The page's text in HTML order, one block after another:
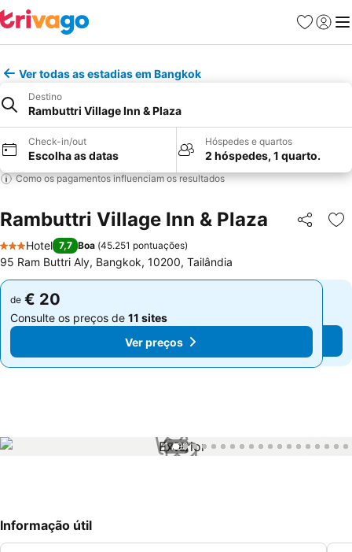
Favoritos
Iniciar
Ver todas as estadias em Bangkok
Destino
Rambuttri Village Inn & Plaza
Check-in/out
Escolha as datas
Hóspedes e quartos
2 hóspedes, 1 quarto.
Como os pagamentos influenciam os resultados
Rambuttri Village Inn & Plaza Partilhar
3 Estrelas
Hotel 7,7 Boa (45.251 pontuações)
95 Ram Buttri Aly, Bangkok, 10200, Tailândia
de € 20
Consulte os preços de 11 sites
Ver preços
de € 20
Consulte os preços de 11 sites
Ver preços
1 / 99
Informação útil